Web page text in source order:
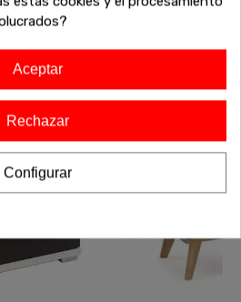
se agoten!
Aceptar
Rechazar
Configurar